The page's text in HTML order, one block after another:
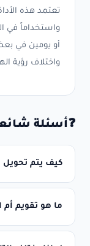
تعتمد هذه
واستخداماً في
أو يومين في
واختلاف رؤية
❓ أسئلة
كيف يتم تحويل
ما هو تقويم أم